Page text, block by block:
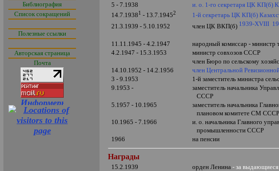
Библиография
Список сокращений
Полезные ссылки
Авторская страница
Почта
5 - 7.1938
и. о. 1-го секретаря ЦК КП(б)
14.7.19381 - 13.7.19452
1-й секретарь ЦК КП(б)
21.3.1939 - 5.10.1952
член ЦК ВКП(б) 1939-XVIII
11.11.1945 - 4.2.1947
народный комиссар - министр
4.2.1947 - 15.3.1953
министр совхозов СССР
член Бюро по сельскому
14.10.1952 - 14.2.1956
член Центральной
3 - 9.1953
1-й заместитель министра
9.1953 -
заместитель начальника
СССР
5.1957 - 10.1965
заместитель начальника
плановом комитете СМ СССР
10.1965 - 7.1966
и. о. начальника Главного
промышленности СССР
1966
на пенсии
Награды
15.2.1939 орден Ленина-за выдающиеся